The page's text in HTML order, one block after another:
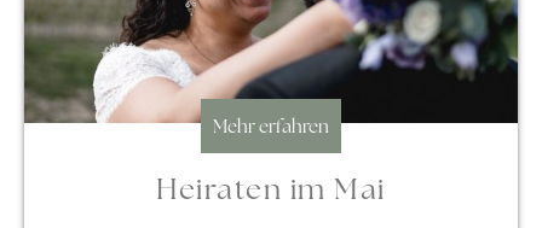
Mehr erfahren
Heiraten im Mai